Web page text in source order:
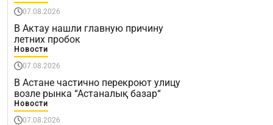
07.08.2026
В Актау нашли главную причину
летних пробок
Новости
07.08.2026
В Астане частично перекроют улицу
возле рынка “Астаналық базар“
Новости
07.08.2026